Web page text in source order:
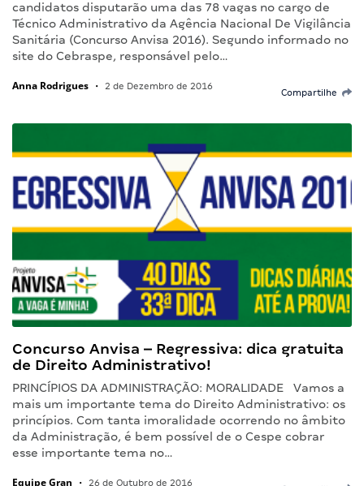
candidatos disputarão uma das 78 vagas no cargo de
Técnico Administrativo da Agência Nacional De Vigilância
Sanitária (Concurso Anvisa 2016). Segundo informado no
site do Cebraspe, responsável pelo…
Anna Rodrigues • 2 de Dezembro de 2016
Compartilhe
Concurso Anvisa – Regressiva: dica gratuita
de Direito Administrativo!
PRINCÍPIOS DA ADMINISTRAÇÃO: MORALIDADE Vamos a
mais um importante tema do Direito Administrativo: os
princípios. Com tanta imoralidade ocorrendo no âmbito
da Administração, é bem possível de o Cespe cobrar
esse importante tema no…
Equipe Gran • 26 de Outubro de 2016